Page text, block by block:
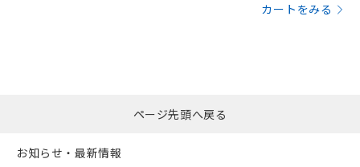
カートをみる
ページ先頭へ戻る
お知らせ・最新情報